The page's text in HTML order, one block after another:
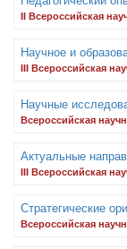
II Всероссийская
Научное и
III Всероссийская
Научные
Всероссийская
Актуальные
III Всероссийская
Стратегические
Всероссийская